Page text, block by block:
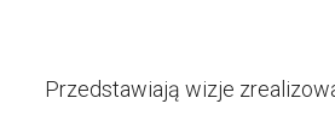
Przedstawiają wizje